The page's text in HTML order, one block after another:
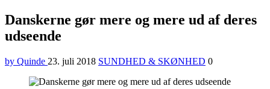
Menu
Danskerne gør mere og mere ud af deres
udseende
by Quinde 23. juli 2018 SUNDHED & SKØNHED 0